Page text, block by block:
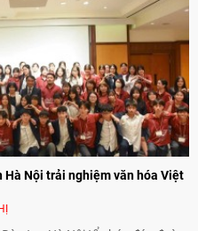
giáo dục, du lịch, ẩm thực,
niên đã góp phần đưa quan hệ
gắn bó, gần gũi.
Hà Nội trải nghiệm văn hóa Việt